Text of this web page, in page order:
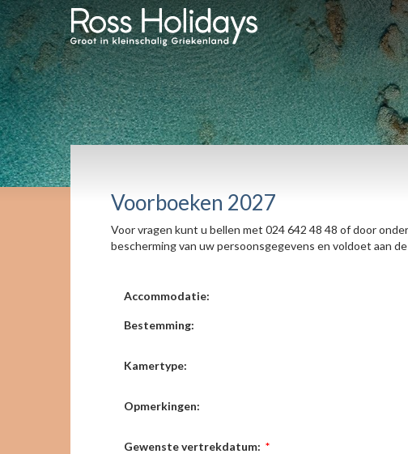
Voorboeken 2027
Voor vragen kunt u bellen met 024 642 48 48 of door
bescherming van uw persoonsgegevens en voldoet aan
Accommodatie:
Bestemming:
Kamertype:
Opmerkingen:
Gewenste vertrekdatum: *